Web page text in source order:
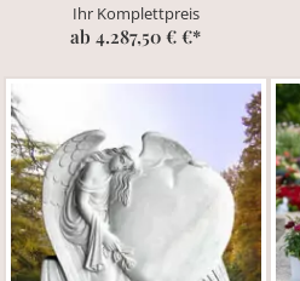
Ihr Komplettpreis
ab 4.287,50 € €*